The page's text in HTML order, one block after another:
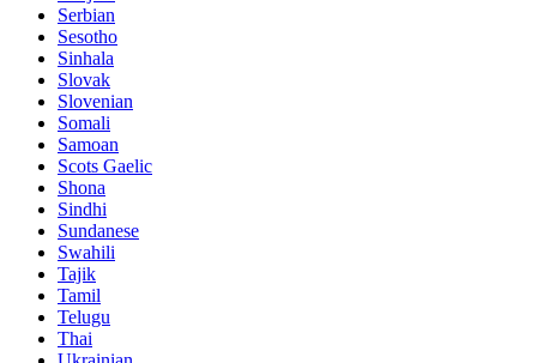
Serbian
Sesotho
Sinhala
Slovak
Slovenian
Somali
Samoan
Scots Gaelic
Shona
Sindhi
Sundanese
Swahili
Tajik
Tamil
Telugu
Thai